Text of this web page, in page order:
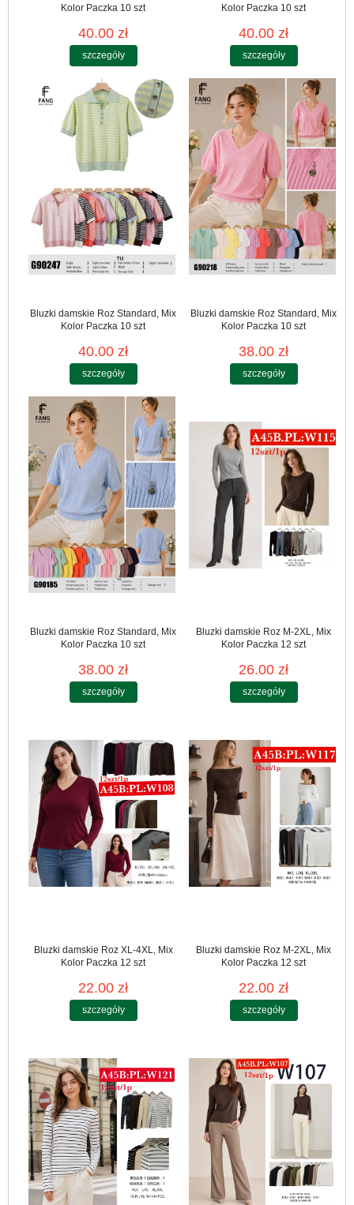
Kolor Paczka 10 szt
40.00 zł
szczegóły
Kolor Paczka 10 szt
40.00 zł
szczegóły
Bluzki damskie Roz Standard, Mix
Kolor Paczka 10 szt
40.00 zł
szczegóły
Bluzki damskie Roz Standard, Mix
Kolor Paczka 10 szt
38.00 zł
szczegóły
Bluzki damskie Roz Standard, Mix
Kolor Paczka 10 szt
38.00 zł
szczegóły
Bluzki damskie Roz M-2XL, Mix
Kolor Paczka 12 szt
26.00 zł
szczegóły
Bluzki damskie Roz XL-4XL, Mix
Kolor Paczka 12 szt
22.00 zł
szczegóły
Bluzki damskie Roz M-2XL, Mix
Kolor Paczka 12 szt
22.00 zł
szczegóły